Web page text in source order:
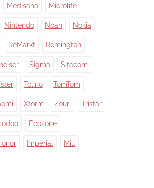
Medisana Microlife
Nintendo Noah Nokia
ReMarkt Remington
Sigma Sitecom
Tolino TomTom
Xtorm Zouri Tristar
Ecozone
Imperial Mill